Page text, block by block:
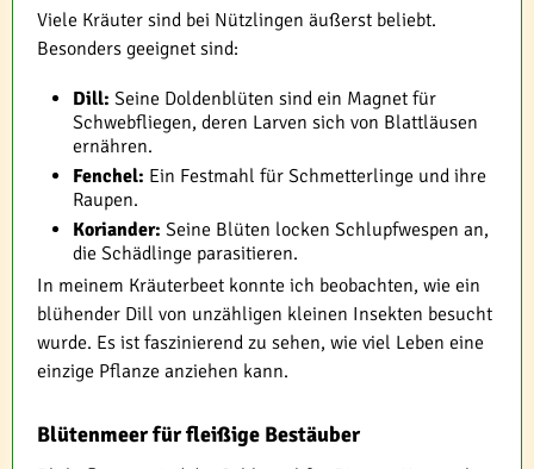
Viele Kräuter sind bei Nützlingen äußerst beliebt.
Besonders geeignet sind:
Dill: Seine Doldenblüten sind ein Magnet für
Schwebfliegen, deren Larven sich von Blattläusen
ernähren.
Fenchel: Ein Festmahl für Schmetterlinge und ihre
Raupen.
Koriander: Seine Blüten locken Schlupfwespen an,
die Schädlinge parasitieren.
In meinem Kräuterbeet konnte ich beobachten, wie ein
blühender Dill von unzähligen kleinen Insekten besucht
wurde. Es ist faszinierend zu sehen, wie viel Leben eine
einzige Pflanze anziehen kann.
Blütenmeer für fleißige Bestäuber